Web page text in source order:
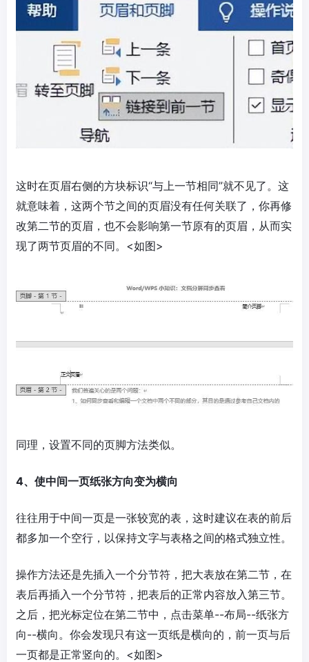
这时在页眉右侧的方块标识“与上一节相同”就不见了。这
就意味着，这两个节之间的页眉没有任何关联了，你再修
改第二节的页眉，也不会影响第一节原有的页眉，从而实
现了两节页眉的不同。<如图>
同理，设置不同的页脚方法类似。
4、使中间一页纸张方向变为横向
往往用于中间一页是一张较宽的表，这时建议在表的前后
都多加一个空行，以保持文字与表格之间的格式独立性。
操作方法还是先插入一个分节符，把大表放在第二节，在
表后再插入一个分节符，把表后的正常内容放入第三节。
之后，把光标定位在第二节中，点击菜单--布局--纸张方
向--横向。你会发现只有这一页纸是横向的，前一页与后
一页都是正常竖向的。<如图>